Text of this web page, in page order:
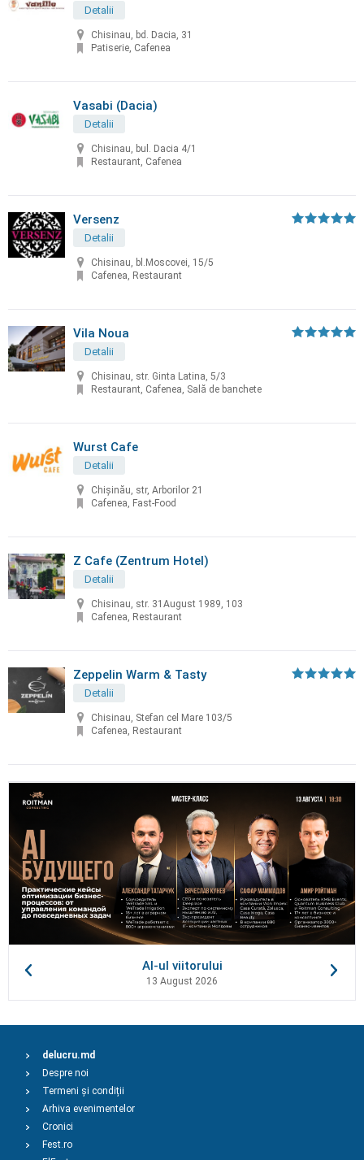
Detalii
Chisinau, bd. Dacia, 31
Patiserie, Cafenea
Vasabi (Dacia)
Detalii
Chisinau, bul. Dacia 4/1
Restaurant, Cafenea
Versenz
Detalii
Chisinau, bl.Moscovei, 15/5
Cafenea, Restaurant
Vila Noua
Detalii
Chisinau, str. Ginta Latina, 5/3
Restaurant, Cafenea, Sală de banchete
Wurst Cafe
Detalii
Chișinău, str, Arborilor 21
Cafenea, Fast-Food
Z Cafe (Zentrum Hotel)
Detalii
Chisinau, str. 31August 1989, 103
Cafenea, Restaurant
Zeppelin Warm & Tasty
Detalii
Chisinau, Stefan cel Mare 103/5
Cafenea, Restaurant
AI-ul viitorului
13 August 2026
delucru.md
Despre noi
Termeni și condiții
Arhiva evenimentelor
Cronici
Fest.ro